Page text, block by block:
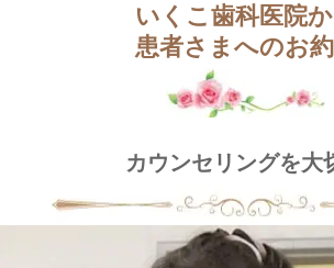
いくこ歯科医院
患者さまへのお
カウンセリングを大